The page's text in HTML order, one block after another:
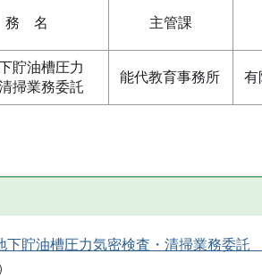
名 主管課
貯油槽圧力
掃業務委託
能代教育事務所 有
貯油槽圧力気密検査・清掃業務委託
）